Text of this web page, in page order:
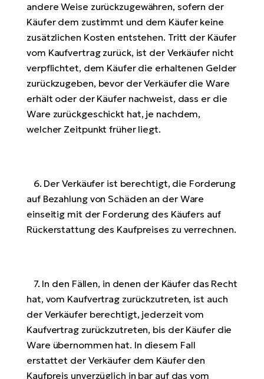
andere Weise zurückzugewähren, sofern der
Käufer dem zustimmt und dem Käufer keine
zusätzlichen Kosten entstehen. Tritt der Käufer
vom Kaufvertrag zurück, ist der Verkäufer nicht
verpflichtet, dem Käufer die erhaltenen Gelder
zurückzugeben, bevor der Verkäufer die Ware
erhält oder der Käufer nachweist, dass er die
Ware zurückgeschickt hat, je nachdem,
welcher Zeitpunkt früher liegt.
6. Der Verkäufer ist berechtigt, die Forderung
auf Bezahlung von Schäden an der Ware
einseitig mit der Forderung des Käufers auf
Rückerstattung des Kaufpreises zu verrechnen.
7. In den Fällen, in denen der Käufer das Recht
hat, vom Kaufvertrag zurückzutreten, ist auch
der Verkäufer berechtigt, jederzeit vom
Kaufvertrag zurückzutreten, bis der Käufer die
Ware übernommen hat. In diesem Fall
erstattet der Verkäufer dem Käufer den
Kaufpreis unverzüglich in bar auf das vom